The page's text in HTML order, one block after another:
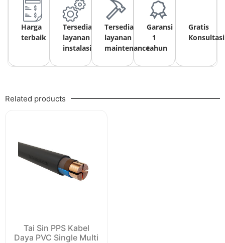
Harga
terbaik
Tersedia
layanan
instalasi
Tersedia
layanan
maintenance
Garansi
1
tahun
Gratis
Konsultasi
Related products
Tai Sin PPS Kabel
Daya PVC Single Multi